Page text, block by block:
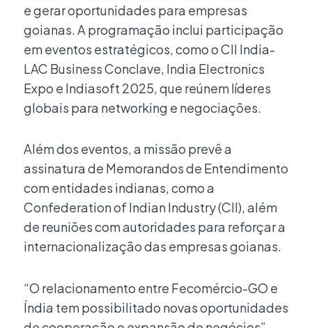
e gerar oportunidades para empresas
goianas. A programação inclui participação
em eventos estratégicos, como o CII India-
LAC Business Conclave, India Electronics
Expo e Indiasoft 2025, que reúnem líderes
globais para networking e negociações.
Além dos eventos, a missão prevê a
assinatura de Memorandos de Entendimento
com entidades indianas, como a
Confederation of Indian Industry (CII), além
de reuniões com autoridades para reforçar a
internacionalização das empresas goianas.
“O relacionamento entre Fecomércio-GO e
Índia tem possibilitado novas oportunidades